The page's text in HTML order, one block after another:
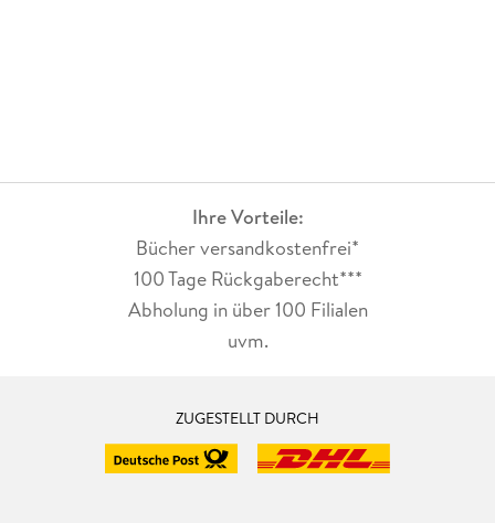
Ihre Vorteile:
Bücher versandkostenfrei*
100 Tage Rückgaberecht***
Abholung in über 100 Filialen
uvm.
ZUGESTELLT DURCH